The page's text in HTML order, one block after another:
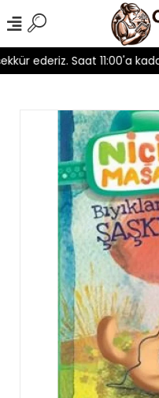
ederiz. Saat 11:00'a